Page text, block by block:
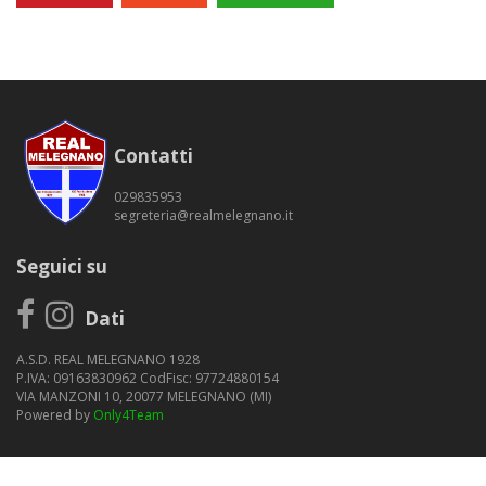
Contatti
029835953
segreteria@realmelegnano.it
Seguici su
Dati
A.S.D. REAL MELEGNANO 1928
P.IVA: 09163830962 CodFisc: 97724880154
VIA MANZONI 10, 20077 MELEGNANO (MI)
Powered by Only4Team